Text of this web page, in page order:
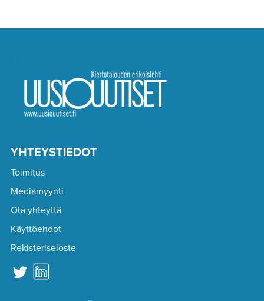
YHTEYSTIEDOT
Toimitus
Mediamyynti
Ota yhteyttä
Käyttöehdot
Rekisteriseloste